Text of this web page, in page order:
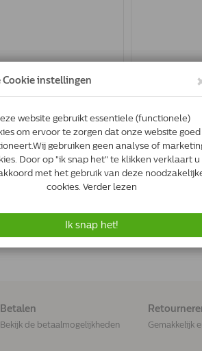
Fibre Response Hond |
14 Kg
3182550771221
2 tot 3 Dagen
€107.55
Bestel
Royal Canin
Betalen
Bekijk de betaalmogelijkheden Gemakkelijk